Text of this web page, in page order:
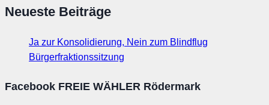
Neueste Beiträge
Ja zur Konsolidierung, Nein zum Blindflug
Bürgerfraktionssitzung
Facebook FREIE WÄHLER Rödermark